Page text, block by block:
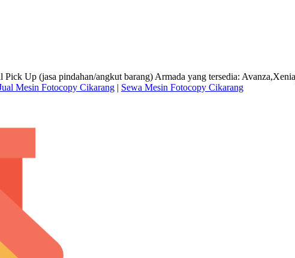
Up (jasa pindahan/angkut barang) Armada yang tersedia:
Mesin Fotocopy Cikarang | Sewa Mesin Fotocopy Cikarang